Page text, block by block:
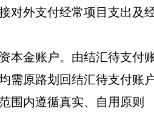
对外支付经常项目支出及
本金账户。由结汇待支付
需原路划回结汇待支付账户
围内遵循真实、自用原则